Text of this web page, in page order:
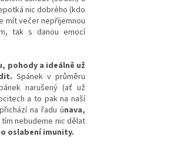
nic dobrého (kdo
mít večer nepříjemnou
tak s danou emocí
pohody a ideálně už
Spánek v průměru
narušený (ať už
a to pak na naší
na řadu únava,
nebudeme nic dělat
oslabení imunity.